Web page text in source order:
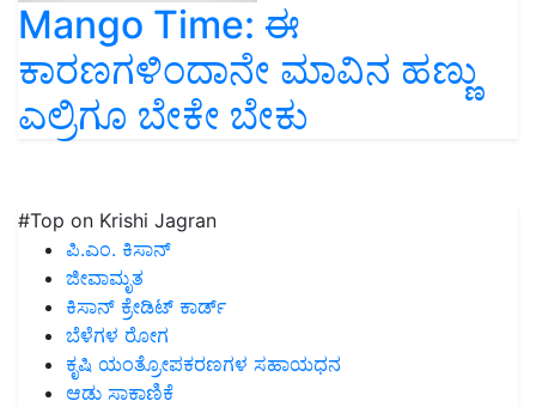
Mango Time: ಈ
ಕಾರಣಗಳಿಂದಾನೇ ಮಾವಿನ ಹಣ್ಣು
ಎಲ್ರಿಗೂ ಬೇಕೇ ಬೇಕು
#Top on Krishi Jagran
ಪಿ.ಎಂ. ಕಿಸಾನ್
ಜೀವಾಮೃತ
ಕಿಸಾನ್ ಕ್ರೇಡಿಟ್ ಕಾರ್ಡ್
ಬೆಳೆಗಳ ರೋಗ
ಕೃಷಿ ಯಂತ್ರೋಪಕರಣಗಳ ಸಹಾಯಧನ
ಆಡು ಸಾಕಾಣಿಕೆ